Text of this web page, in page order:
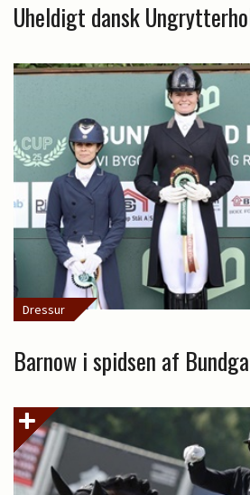
Uheldigt dansk
Dressur
Barnow i spidsen af